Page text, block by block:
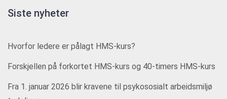
Siste nyheter
Hvorfor ledere er pålagt HMS-kurs?
Forskjellen på forkortet HMS-kurs og 40-timers HMS-kurs
Fra 1. januar 2026 blir kravene til psykososialt arbeidsmiljø